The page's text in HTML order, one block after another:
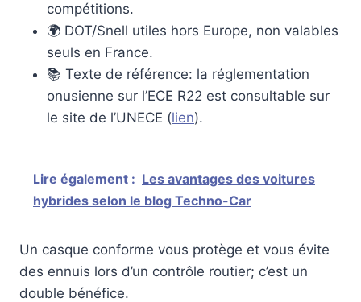
compétitions.
🌍 DOT/Snell utiles hors Europe, non valables
seuls en France.
📚 Texte de référence: la réglementation
onusienne sur l’ECE R22 est consultable sur
le site de l’UNECE (lien).
Lire également : Les avantages des voitures
hybrides selon le blog Techno-Car
Un casque conforme vous protège et vous évite
des ennuis lors d’un contrôle routier; c’est un
double bénéfice.